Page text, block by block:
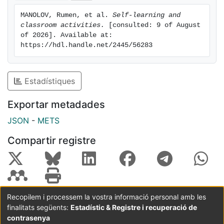
where needed.
MANOLOV, Rumen, et al. Self-learning and
classroom activities.
[consulted: 9 of August
of 2026]. Available at:
https://hdl.handle.net/2445/56283
Estadístiques
Exportar metadades
JSON - METS
Compartir registre
Coordinació:CRAI UB Avís legal
Metadades
subjectes a:
Recopilem i processem la vostra informació personal amb les
finalitats següents: Estadístic & Registre i recuperació de
contrasenya